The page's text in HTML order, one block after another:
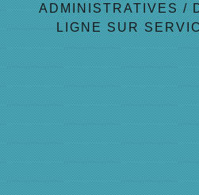
ADMINISTRATIVES /
LIGNE SUR